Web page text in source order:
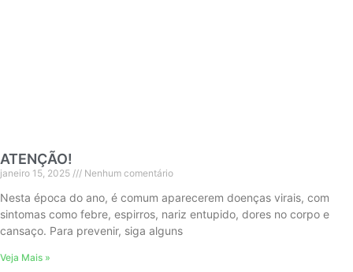
ATENÇÃO!
janeiro 15, 2025 Nenhum comentário
Nesta época do ano, é comum aparecerem doenças virais, com
sintomas como febre, espirros, nariz entupido, dores no corpo e
cansaço. Para prevenir, siga alguns
Veja Mais »